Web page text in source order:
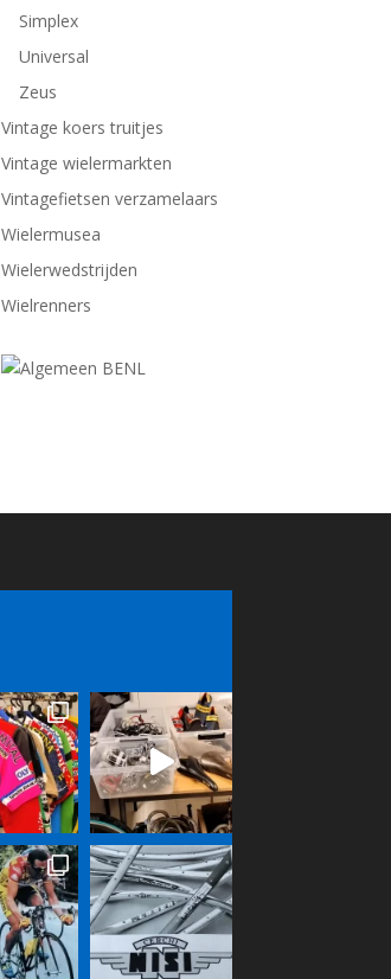
Simplex
Universal
Zeus
Vintage koers truitjes
Vintage wielermarkten
Vintagefietsen verzamelaars
Wielermusea
Wielerwedstrijden
Wielrenners